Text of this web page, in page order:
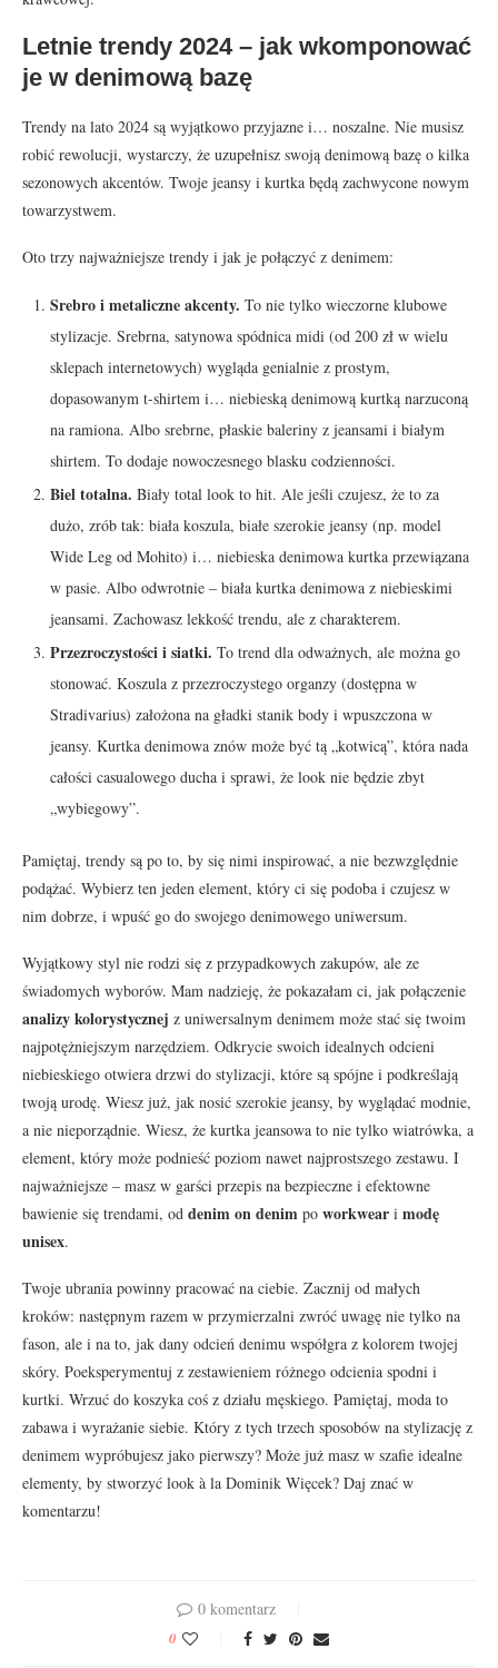
Letnie trendy 2024 – jak wkomponować
je w denimową bazę
Trendy na lato 2024 są wyjątkowo przyjazne i… noszalne. Nie musisz
robić rewolucji, wystarczy, że uzupełnisz swoją denimową bazę o kilka
sezonowych akcentów. Twoje jeansy i kurtka będą zachwycone nowym
towarzystwem.
Oto trzy najważniejsze trendy i jak je połączyć z denimem:
Srebro i metaliczne akcenty. To nie tylko wieczorne klubowe
stylizacje. Srebrna, satynowa spódnica midi (od 200 zł w wielu
sklepach internetowych) wygląda genialnie z prostym,
dopasowanym t-shirtem i… niebieską denimową kurtką narzuconą
na ramiona. Albo srebrne, płaskie baleriny z jeansami i białym
shirtem. To dodaje nowoczesnego blasku codzienności.
Biel totalna. Biały total look to hit. Ale jeśli czujesz, że to za
dużo, zrób tak: biała koszula, białe szerokie jeansy (np. model
Wide Leg od Mohito) i… niebieska denimowa kurtka przewiązana
w pasie. Albo odwrotnie – biała kurtka denimowa z niebieskimi
jeansami. Zachowasz lekkość trendu, ale z charakterem.
Przezroczystości i siatki. To trend dla odważnych, ale można go
stonować. Koszula z przezroczystego organzy (dostępna w
Stradivarius) założona na gładki stanik body i wpuszczona w
jeansy. Kurtka denimowa znów może być tą „kotwicą”, która nada
całości casualowego ducha i sprawi, że look nie będzie zbyt
„wybiegowy”.
Pamiętaj, trendy są po to, by się nimi inspirować, a nie bezwzględnie
podążać. Wybierz ten jeden element, który ci się podoba i czujesz w
nim dobrze, i wpuść go do swojego denimowego uniwersum.
Wyjątkowy styl nie rodzi się z przypadkowych zakupów, ale ze
świadomych wyborów. Mam nadzieję, że pokazałam ci, jak połączenie
analizy kolorystycznej z uniwersalnym denimem może stać się twoim
najpotężniejszym narzędziem. Odkrycie swoich idealnych odcieni
niebieskiego otwiera drzwi do stylizacji, które są spójne i podkreślają
twoją urodę. Wiesz już, jak nosić szerokie jeansy, by wyglądać modnie,
a nie nieporządnie. Wiesz, że kurtka jeansowa to nie tylko wiatrówka, a
element, który może podnieść poziom nawet najprostszego zestawu. I
najważniejsze – masz w garści przepis na bezpieczne i efektowne
bawienie się trendami, od denim on denim po workwear i modę
unisex.
Twoje ubrania powinny pracować na ciebie. Zacznij od małych
kroków: następnym razem w przymierzalni zwróć uwagę nie tylko na
fason, ale i na to, jak dany odcień denimu współgra z kolorem twojej
skóry. Poeksperymentuj z zestawieniem różnego odcienia spodni i
kurtki. Wrzuć do koszyka coś z działu męskiego. Pamiętaj, moda to
zabawa i wyrażanie siebie. Który z tych trzech sposobów na stylizację z
denimem wypróbujesz jako pierwszy? Może już masz w szafie idealne
elementy, by stworzyć look à la Dominik Więcek? Daj znać w
komentarzu!
0 komentarz
0